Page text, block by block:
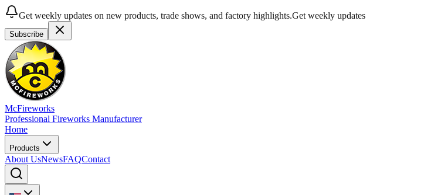
Get weekly updates on new products, trade shows, and factory highlights.Get weekly updates
Subscribe
McFireworks
Professional Fireworks Manufacturer
Home
Products
About UsNewsFAQContact